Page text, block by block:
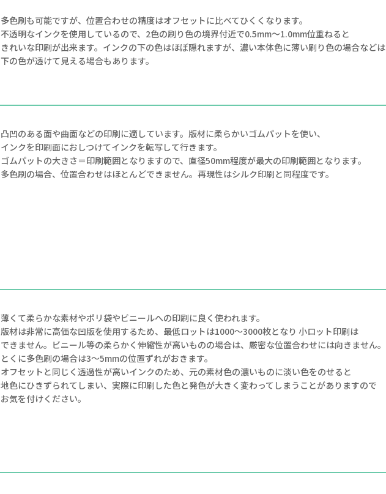
多色刷も可能ですが、位置合わせの精度はオフセットに比べてひくくなります。
不透明なインクを使用しているので、2色の刷り色の境界付近で0.5mm～1.0mm位重ねると
きれいな印刷が出来ます。インクの下の色はほぼ隠れますが、濃い本体色に薄い刷り色の場合などは
下の色が透けて見える場合もあります。
凸凹のある面や曲面などの印刷に適しています。版材に柔らかいゴムパットを使い、
インクを印刷面におしつけてインクを転写して行きます。
ゴムパットの大きさ＝印刷範囲となりますので、直径50mm程度が最大の印刷範囲となります。
多色刷の場合、位置合わせはほとんどできません。再現性はシルク印刷と同程度です。
薄くて柔らかな素材やポリ袋やビニールへの印刷に良く使われます。
版材は非常に高価な凹版を使用するため、最低ロットは1000～3000枚となり 小ロット印刷は
できません。ビニール等の柔らかく伸縮性が高いものの場合は、厳密な位置合わせには向きません。
とくに多色刷の場合は3～5mmの位置ずれがおきます。
オフセットと同じく透過性が高いインクのため、元の素材色の濃いものに淡い色をのせると
地色にひきずられてしまい、実際に印刷した色と発色が大きく変わってしまうことがありますので
お気を付けください。